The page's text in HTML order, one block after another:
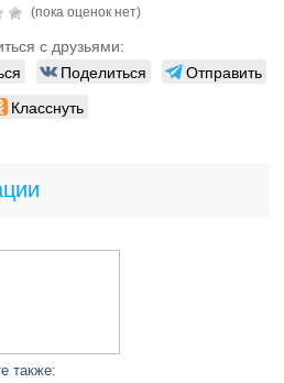
(пока оценок нет)
с друзьями:
Поделиться
Отправить
Класснуть
также: